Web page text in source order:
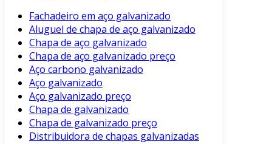
Fachadeiro em aço galvanizado
Aluguel de chapa de aço galvanizado
Chapa de aço galvanizado
Chapa de aço galvanizado preço
Aço carbono galvanizado
Aço galvanizado
Aço galvanizado preço
Chapa de galvanizado
Chapa de galvanizado preço
Distribuidora de chapas galvanizadas